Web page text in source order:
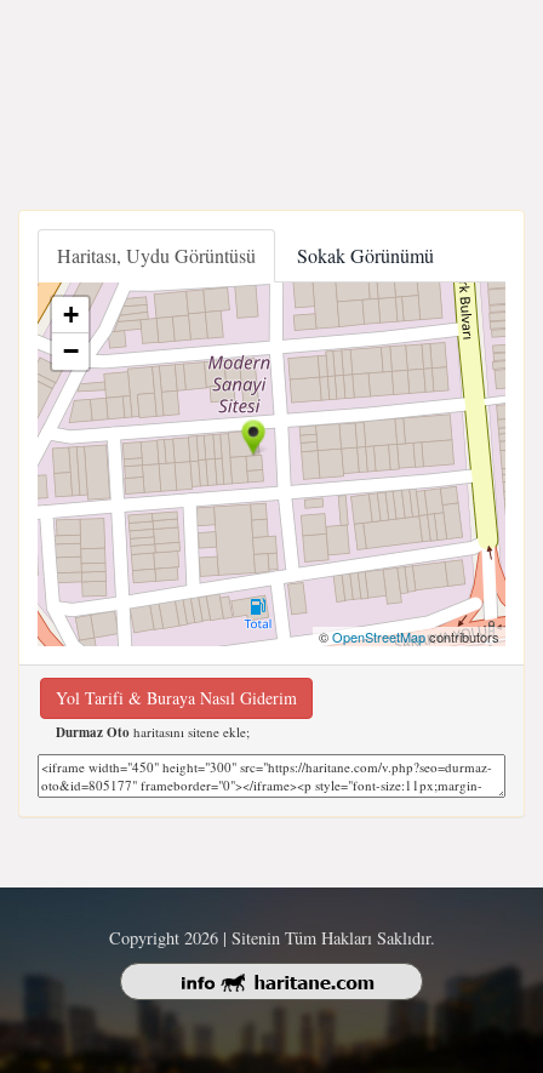
Haritası, Uydu Görüntüsü Sokak Görünümü
+
−
©OpenStreetMapcontributors
Yol Tarifi & Buraya Nasıl Giderim
Durmaz Oto haritasını sitene ekle;
Copyright 2026 | Sitenin Tüm Hakları Saklıdır.